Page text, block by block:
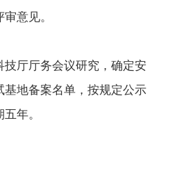
意见。
技厅厅务会议研究，确定安
地备案名单，按规定公示
年。